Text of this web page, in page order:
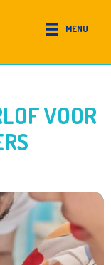
MENU
VOOR